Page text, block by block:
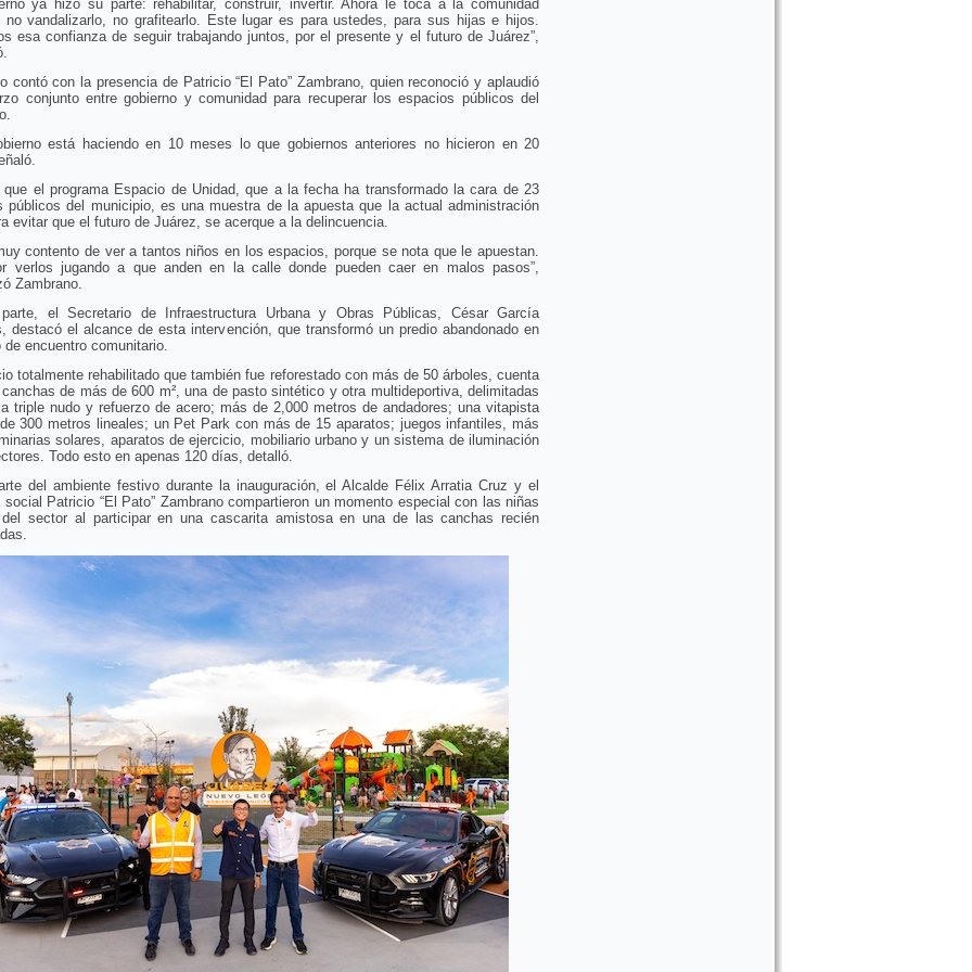
ya hizo su parte: rehabilitar, construir, invertir. Ahora le toca a la comunidad
no vandalizarlo, no grafitearlo. Este lugar es para ustedes, para sus hijas e hijos.
esa confianza de seguir trabajando juntos, por el presente y el futuro de Juárez”,
contó con la presencia de Patricio “El Pato” Zambrano, quien reconoció y aplaudió
conjunto entre gobierno y comunidad para recuperar los espacios públicos del
está haciendo en 10 meses lo que gobiernos anteriores no hicieron en 20
que el programa Espacio de Unidad, que a la fecha ha transformado la cara de 23
públicos del municipio, es una muestra de la apuesta que la actual administración
evitar que el futuro de Juárez, se acerque a la delincuencia.
contento de ver a tantos niños en los espacios, porque se nota que le apuestan.
verlos jugando a que anden en la calle donde pueden caer en malos pasos”,
Zambrano.
el Secretario de Infraestructura Urbana y Obras Públicas, César García
destacó el alcance de esta intervención, que transformó un predio abandonado en
de encuentro comunitario.
totalmente rehabilitado que también fue reforestado con más de 50 árboles, cuenta
de más de 600 m², una de pasto sintético y otra multideportiva, delimitadas
triple nudo y refuerzo de acero; más de 2,000 metros de andadores; una vitapista
300 metros lineales; un Pet Park con más de 15 aparatos; juegos infantiles, más
solares, aparatos de ejercicio, mobiliario urbano y un sistema de iluminación
Todo esto en apenas 120 días, detalló.
del ambiente festivo durante la inauguración, el Alcalde Félix Arratia Cruz y el
Patricio “El Pato” Zambrano compartieron un momento especial con las niñas
sector al participar en una cascarita amistosa en una de las canchas recién